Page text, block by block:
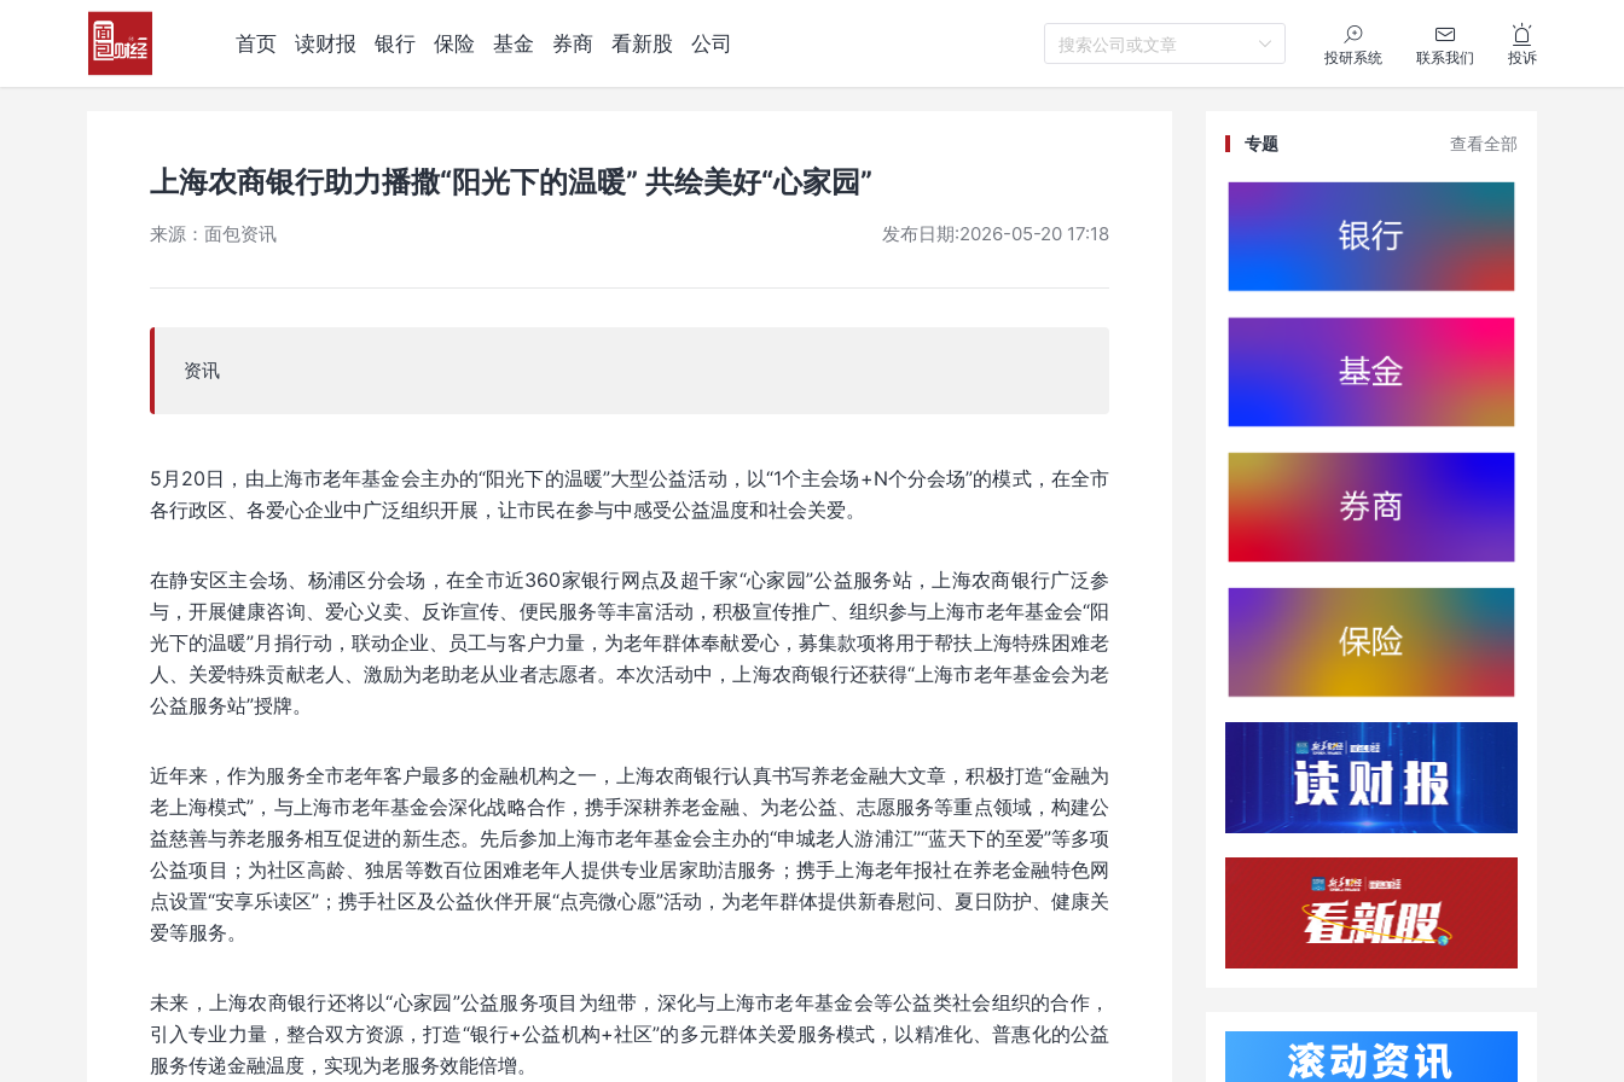
首页 读财报 银行 保险 基金 券商 看新股 公司 搜索公司或文章
投研系统 联系我们 投诉
上海农商银行助力播撒“阳光下的温暖” 共绘美好“心家园”
来源：面包资讯 发布日期:2026-05-20 17:18
资讯
5月20日，由上海市老年基金会主办的“阳光下的温暖”大型公益活动，以“1个主会场+N个分会场”的模式，在全市
各行政区、各爱心企业中广泛组织开展，让市民在参与中感受公益温度和社会关爱。
在静安区主会场、杨浦区分会场，在全市近360家银行网点及超千家“心家园”公益服务站，上海农商银行广泛参
与，开展健康咨询、爱心义卖、反诈宣传、便民服务等丰富活动，积极宣传推广、组织参与上海市老年基金会“阳
光下的温暖”月捐行动，联动企业、员工与客户力量，为老年群体奉献爱心，募集款项将用于帮扶上海特殊困难老
人、关爱特殊贡献老人、激励为老助老从业者志愿者。本次活动中，上海农商银行还获得“上海市老年基金会为老
公益服务站”授牌。
近年来，作为服务全市老年客户最多的金融机构之一，上海农商银行认真书写养老金融大文章，积极打造“金融为
老上海模式”，与上海市老年基金会深化战略合作，携手深耕养老金融、为老公益、志愿服务等重点领域，构建公
益慈善与养老服务相互促进的新生态。先后参加上海市老年基金会主办的“申城老人游浦江”“蓝天下的至爱”等多项
公益项目；为社区高龄、独居等数百位困难老年人提供专业居家助洁服务；携手上海老年报社在养老金融特色网
点设置“安享乐读区”；携手社区及公益伙伴开展“点亮微心愿”活动，为老年群体提供新春慰问、夏日防护、健康关
爱等服务。
未来，上海农商银行还将以“心家园”公益服务项目为纽带，深化与上海市老年基金会等公益类社会组织的合作，
引入专业力量，整合双方资源，打造“银行+公益机构+社区”的多元群体关爱服务模式，以精准化、普惠化的公益
服务传递金融温度，实现为老服务效能倍增。
专题 查看全部